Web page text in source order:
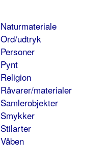
Naturmateriale
Ord/udtryk
Personer
Pynt
Religion
Råvarer/materialer
Samlerobjekter
Smykker
Stilarter
Våben